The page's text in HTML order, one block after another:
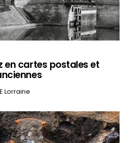
en cartes postales et
Lorraine